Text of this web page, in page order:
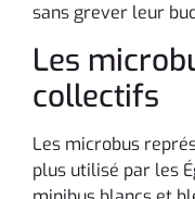
sans grever leur
Les
collectifs
Les microbus
plus utilisé par les